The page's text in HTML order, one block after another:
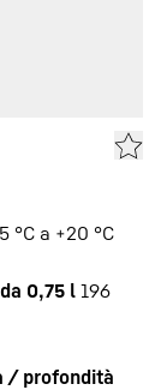
°C a +20 °C
0,75 l 196
/ profondità